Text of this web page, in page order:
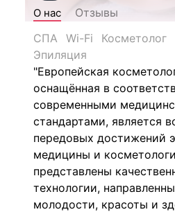
О нас
Отзывы
СПА
Wi-Fi Косметолог
Эпиляция
"Европейская
оснащённая в
современными
стандартами, является
передовых достижений
медицины и
представлены
технологии,
молодости, красоты и